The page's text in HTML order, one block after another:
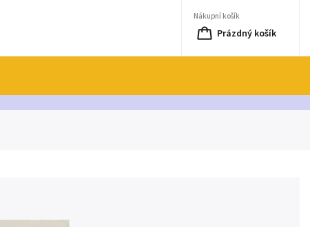
Nákupní košík
Prázdný košík